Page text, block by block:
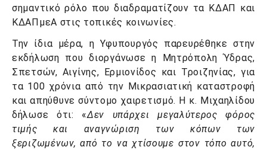
σημαντικό ρόλο που διαδραματίζουν τα ΚΔΑΠ και
ΚΔΑΠμεΑ στις τοπικές κοινωνίες.
Την ίδια μέρα, η Υφυπουργός παρευρέθηκε στην
εκδήλωση που διοργάνωσε η Μητρόπολη Ύδρας,
Σπετσών, Αιγίνης, Ερμιονίδος και Τροιζηνίας, για
τα 100 χρόνια από την Μικρασιατική καταστροφή
και απηύθυνε σύντομο χαιρετισμό. Η κ. Μιχαηλίδου
δήλωσε ότι: «Δεν υπάρχει μεγαλύτερος φόρος
τιμής και αναγνώριση των κόπων των
ξεριζωμένων, από το να χτίσουμε στον τόπο αυτό,